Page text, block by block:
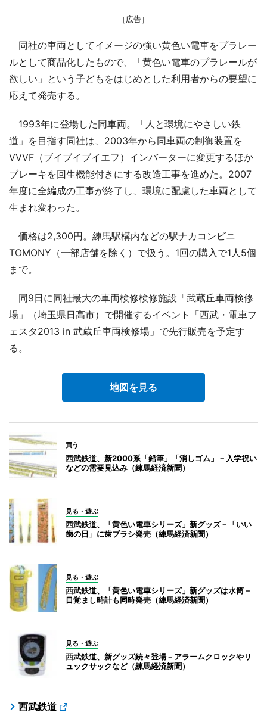
［広告］
同社の車両としてイメージの強い黄色い電車をプラレー
ルとして商品化したもので、「黄色い電車のプラレールが
欲しい」という子どもをはじめとした利用者からの要望に
応えて発売する。
1993年に登場した同車両。「人と環境にやさしい鉄
道」を目指す同社は、2003年から同車両の制御装置を
VVVF（ブイブイブイエフ）インバーターに変更するほか
ブレーキを回生機能付きにする改造工事を進めた。2007
年度に全編成の工事が終了し、環境に配慮した車両として
生まれ変わった。
価格は2,300円。練馬駅構内などの駅ナカコンビニ
TOMONY（一部店舗を除く）で扱う。1回の購入で1人5個
まで。
同9日に同社最大の車両検修検修施設「武蔵丘車両検修
場」（埼玉県日高市）で開催するイベント「西武・電車フ
ェスタ2013 in 武蔵丘車両検修場」で先行販売を予定す
る。
地図を見る
買う
西武鉄道、新2000系「鉛筆」「消しゴム」－入学祝い
などの需要見込み（練馬経済新聞）
見る・遊ぶ
西武鉄道、「黄色い電車シリーズ」新グッズ－「いい
歯の日」に歯ブラシ発売（練馬経済新聞）
見る・遊ぶ
西武鉄道、「黄色い電車シリーズ」新グッズは水筒－
目覚まし時計も同時発売（練馬経済新聞）
見る・遊ぶ
西武鉄道、新グッズ続々登場－アラームクロックやリ
ュックサックなど（練馬経済新聞）
西武鉄道